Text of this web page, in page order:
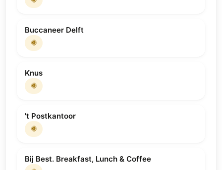
Buccaneer Delft
🌞
Knus
🌞
't Postkantoor
🌞
Bij Best. Breakfast, Lunch & Coffee